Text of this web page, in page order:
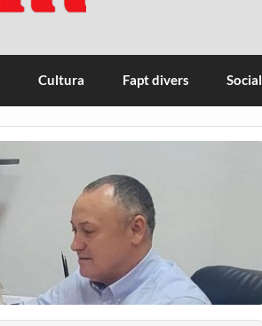
Cultura Fapt divers Social